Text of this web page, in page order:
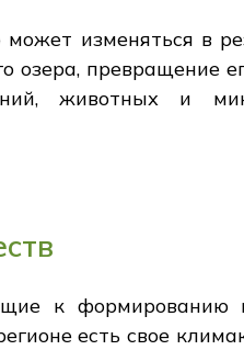
изменяться в
озера, превращение
животных и
к формированию
есть свое